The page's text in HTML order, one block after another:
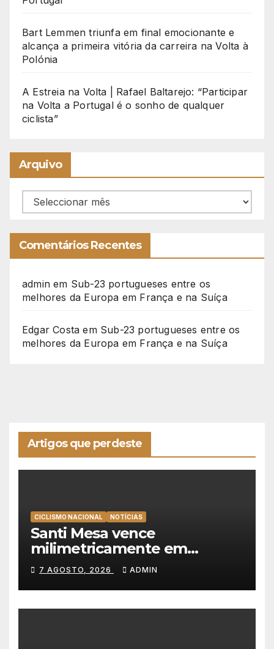
Bart Lemmen triunfa em final emocionante e
alcança a primeira vitória da carreira na Volta à
Polónia
A Estreia na Volta | Rafael Baltarejo: “Participar
na Volta a Portugal é o sonho de qualquer
ciclista”
Arquivo
Arquivo
Comentários Recentes
admin em Sub-23 portugueses entre os
melhores da Europa em França e na Suíça
Edgar Costa em Sub-23 portugueses entre os
melhores da Europa em França e na Suíça
Artigos que perdeste
CICLISMO NACIONAL NOTÍCIAS
Santi Mesa vence
milimetricamente em
Albufeira, Rui Oliveira
mantém a amarela da Volta a
Portugal
7 AGOSTO, 2026 ADMIN